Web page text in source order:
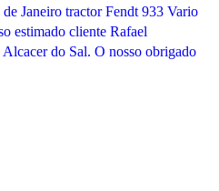
Janeiro tractor Fendt 933 Vario
estimado cliente Rafael
do Sal. O nosso obrigado